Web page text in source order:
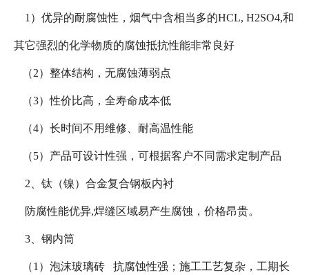
1）优异的耐腐蚀性，烟气中含相当多的HCL, H2SO4,和
其它强烈的化学物质的腐蚀抵抗性能非常良好
（2）整体结构，无腐蚀薄弱点
（3）性价比高，全寿命成本低
（4）长时间不用维修、耐高温性能
（5）产品可设计性强，可根据客户不同需求定制产品
2、钛（镍）合金复合钢板内衬
防腐性能优异,焊缝区域易产生腐蚀，价格昂贵。
3、钢内筒
（1）泡沫玻璃砖 抗腐蚀性强；施工工艺复杂，工期长